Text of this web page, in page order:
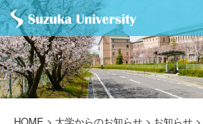
HOME > 大学からのお知らせ > お知らせ >